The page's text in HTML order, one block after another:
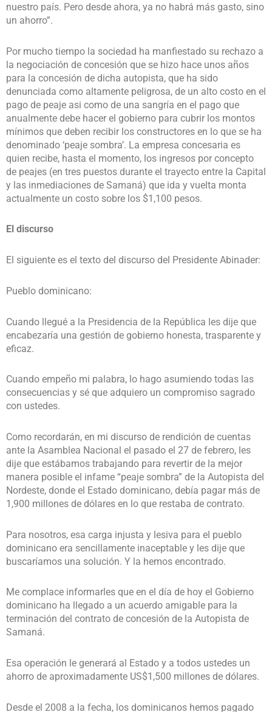
nuestro país. Pero desde ahora, ya no habrá más gasto, sino
un ahorro”.
Por mucho tiempo la sociedad ha manfiestado su rechazo a
la negociación de concesión que se hizo hace unos años
para la concesión de dicha autopista, que ha sido
denunciada como altamente peligrosa, de un alto costo en el
pago de peaje asi como de una sangría en el pago que
anualmente debe hacer el gobierno para cubrir los montos
mínimos que deben recibir los constructores en lo que se ha
denominado ‘peaje sombra’. La empresa concesaria es
quien recibe, hasta el momento, los ingresos por concepto
de peajes (en tres puestos durante el trayecto entre la Capital
y las inmediaciones de Samaná) que ida y vuelta monta
actualmente un costo sobre los $1,100 pesos.
El discurso
El siguiente es el texto del discurso del Presidente Abinader:
Pueblo dominicano:
Cuando llegué a la Presidencia de la República les dije que
encabezaría una gestión de gobierno honesta, trasparente y
eficaz.
Cuando empeño mi palabra, lo hago asumiendo todas las
consecuencias y sé que adquiero un compromiso sagrado
con ustedes.
Como recordarán, en mi discurso de rendición de cuentas
ante la Asamblea Nacional el pasado el 27 de febrero, les
dije que estábamos trabajando para revertir de la mejor
manera posible el infame “peaje sombra” de la Autopista del
Nordeste, donde el Estado dominicano, debía pagar más de
1,900 millones de dólares en lo que restaba de contrato.
Para nosotros, esa carga injusta y lesiva para el pueblo
dominicano era sencillamente inaceptable y les dije que
buscaríamos una solución. Y la hemos encontrado.
Me complace informarles que en el día de hoy el Gobierno
dominicano ha llegado a un acuerdo amigable para la
terminación del contrato de concesión de la Autopista de
Samaná.
Esa operación le generará al Estado y a todos ustedes un
ahorro de aproximadamente US$1,500 millones de dólares.
Desde el 2008 a la fecha, los dominicanos hemos pagado